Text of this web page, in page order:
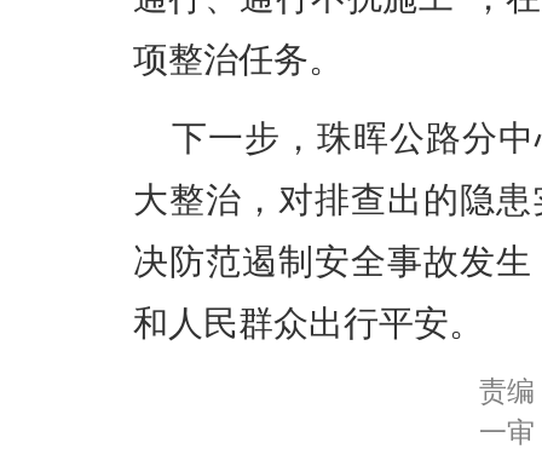
项整治任务。
下一步，珠晖公路分
大整治，对排查出的隐
决防范遏制安全事故发
和人民群众出行平安。
责编
一审